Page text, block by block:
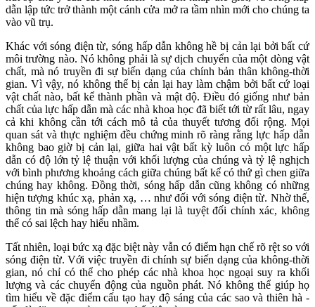
dẫn lập tức trở thành một cánh cửa mở ra tầm nhìn mới cho chúng ta
vào vũ trụ.
Khác với sóng điện từ, sóng hấp dẫn không hề bị cản lại bởi bất cứ
môi trường nào. Nó không phải là sự dịch chuyển của một dòng vật
chất, mà nó truyền đi sự biến dạng của chính bản thân không-thời
gian. Vì vậy, nó không thể bị cản lại hay làm chậm bởi bất cứ loại
vật chất nào, bất kể thành phần và mật độ. Điều đó giống như bản
chất của lực hấp dẫn mà các nhà khoa học đã biết tới từ rất lâu, ngay
cả khi không cần tới cách mô tả của thuyết tương đối rộng. Mọi
quan sát và thực nghiệm đều chứng minh rõ ràng rằng lực hấp dẫn
không bao giờ bị cản lại, giữa hai vật bất kỳ luôn có một lực hấp
dẫn có độ lớn tỷ lệ thuận với khối lượng của chúng và tỷ lệ nghịch
với bình phương khoảng cách giữa chúng bất kể có thứ gì chen giữa
chúng hay không. Đồng thời, sóng hấp dẫn cũng không có những
hiện tượng khúc xạ, phản xạ, … như đối với sóng điện từ. Nhờ thế,
thông tin mà sóng hấp dẫn mang lại là tuyệt đối chính xác, không
thể có sai lệch hay hiểu nhầm.
Tất nhiên, loại bức xạ đặc biệt này vẫn có điểm hạn chế rõ rệt so với
sóng điện từ. Với việc truyền đi chính sự biến dạng của không-thời
gian, nó chỉ có thể cho phép các nhà khoa học ngoại suy ra khối
lượng và các chuyển động của nguồn phát. Nó không thể giúp họ
tìm hiểu về đặc điểm cấu tạo hay độ sáng của các sao và thiên hà -